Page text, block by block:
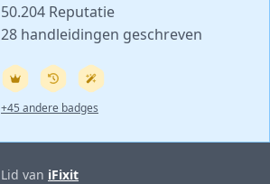
50.204 Reputatie
28 handleidingen geschreven
+45 andere badges
Lid van iFixit